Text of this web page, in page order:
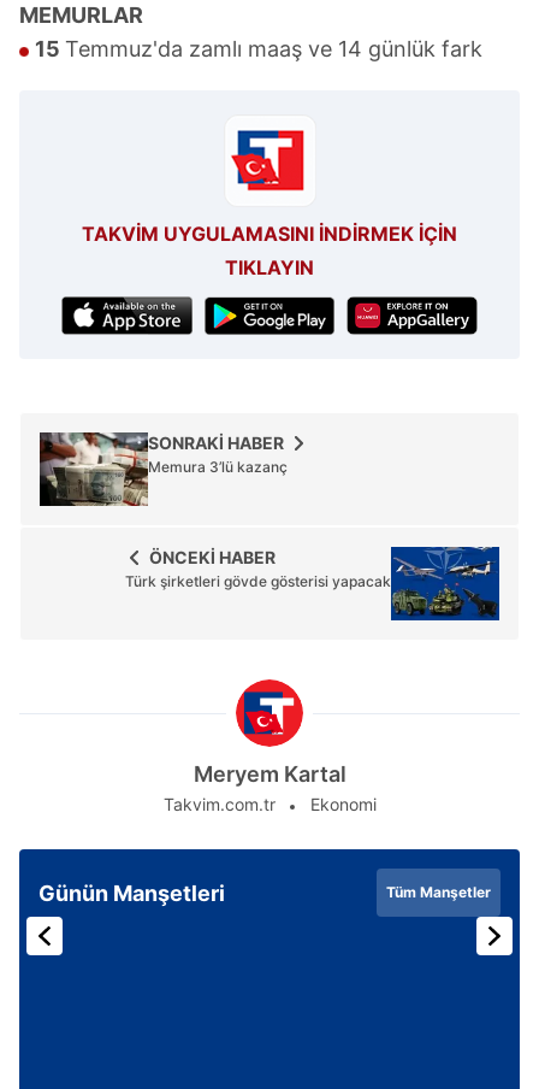
MEMURLAR
15 Temmuz'da zamlı maaş ve 14 günlük fark
TAKVİM UYGULAMASINI İNDİRMEK İÇİN
TIKLAYIN
SONRAKİ HABER
Memura 3’lü kazanç
ÖNCEKİ HABER
Türk şirketleri gövde gösterisi yapacak
Meryem Kartal
Takvim.com.tr Ekonomi
Günün Manşetleri Tüm Manşetler